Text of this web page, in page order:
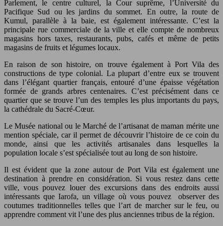
Parlement, le centre culturel, la Cour suprême, l’Université du
Pacifique Sud ou les jardins du sommet. En outre, la route de
Kumul, parallèle à la baie, est également intéressante. C’est la
principale rue commerciale de la ville et elle compte de nombreux
magasins hors taxes, restaurants, pubs, cafés et même de petits
magasins de fruits et légumes locaux.
En raison de son histoire, on trouve également à Port Vila des
constructions de type colonial. La plupart d’entre eux se trouvent
dans l’élégant quartier français, entouré d’une épaisse végétation
formée de grands arbres centenaires. C’est précisément dans ce
quartier que se trouve l’un des temples les plus importants du pays,
la cathédrale du Sacré-Cœur.
Le Musée national ou le Marché de l’artisanat de maman mérite une
mention spéciale, car il permet de découvrir l’histoire de ce coin du
monde, ainsi que les activités artisanales dans lesquelles la
population locale s’est spécialisée tout au long de son histoire.
Il est évident que la zone autour de Port Vila est également une
destination à prendre en considération. Si vous restez dans cette
ville, vous pouvez louer des excursions dans des endroits aussi
intéressants que Iarofa, un village où vous pouvez observer des
coutumes traditionnelles telles que l’art de marcher sur le feu, ou
apprendre comment vit l’une des plus anciennes tribus de la région.